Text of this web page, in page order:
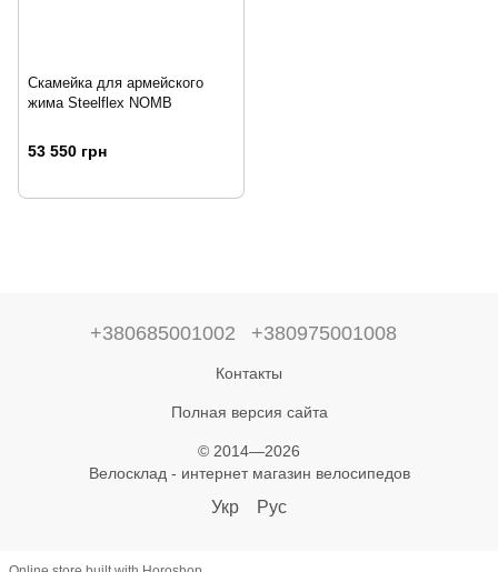
Скамейка для армейского
жима Steelflex NOMB
53 550 грн
+380685001002 +380975001008
Контакты
Полная версия сайта
© 2014—2026
Велосклад - интернет магазин велосипедов
Укр Рус